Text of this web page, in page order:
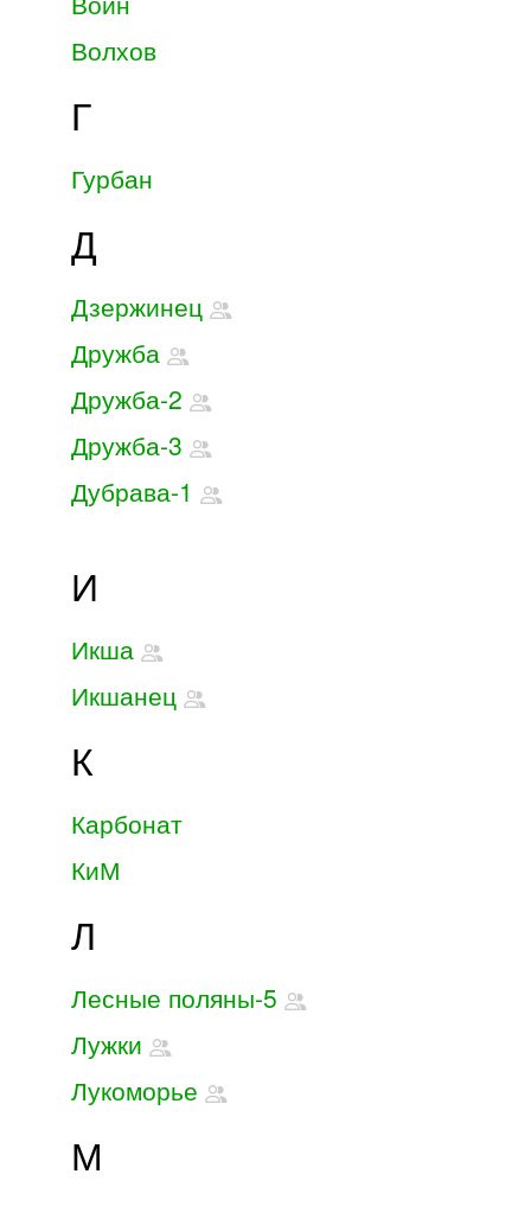
Волхов
Г
Гурбан
Д
Дзержинец
Дружба
Дружба-2
Дружба-3
Дубрава-1
И
Икша
Икшанец
К
Карбонат
КиМ
Л
Лесные поляны-5
Лужки
Лукоморье
М